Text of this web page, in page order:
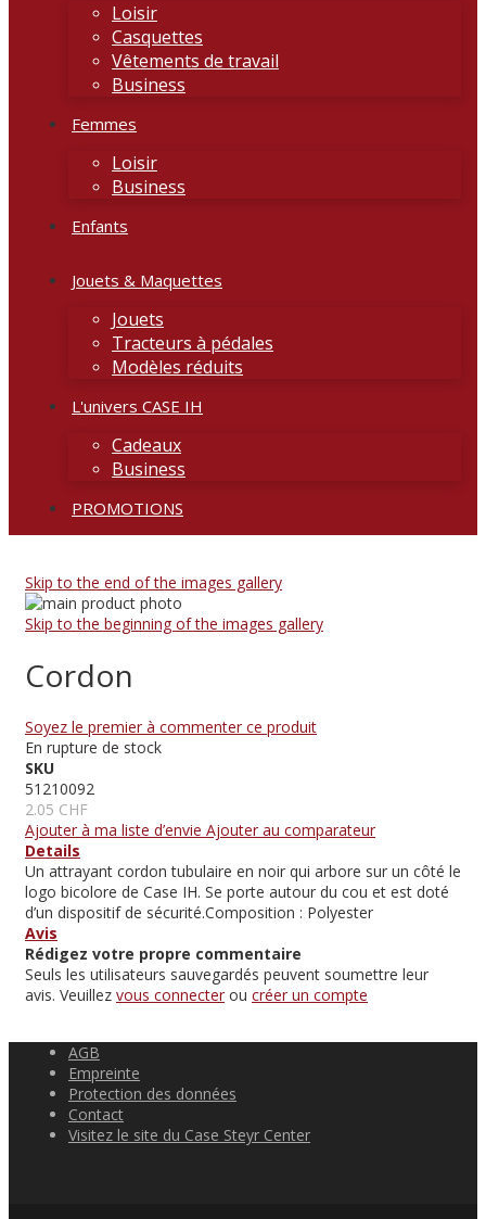
Loisir
Casquettes
Vêtements de travail
Business
Femmes
Loisir
Business
Enfants
Jouets & Maquettes
Jouets
Tracteurs à pédales
Modèles réduits
L'univers CASE IH
Cadeaux
Business
PROMOTIONS
Skip to the end of the images gallery
Skip to the beginning of the images gallery
Cordon
Soyez le premier à commenter ce produit
En rupture de stock
SKU
51210092
2.05 CHF
Ajouter à ma liste d’envie Ajouter au comparateur
Details
Un attrayant cordon tubulaire en noir qui arbore sur un côté le
logo bicolore de Case IH. Se porte autour du cou et est doté
d’un dispositif de sécurité.Composition : Polyester
Avis
Rédigez votre propre commentaire
Seuls les utilisateurs sauvegardés peuvent soumettre leur
avis. Veuillez vous connecter ou créer un compte
AGB
Empreinte
Protection des données
Contact
Visitez le site du Case Steyr Center